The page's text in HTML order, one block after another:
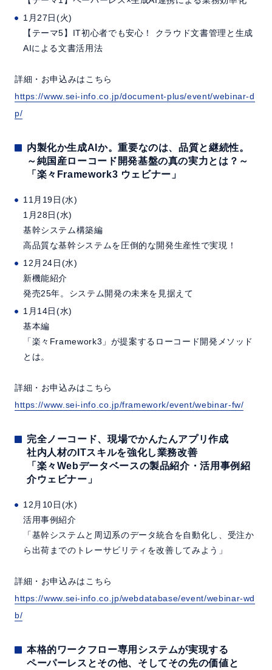
1月27日(火)
【テーマ5】IT初心者でも安心！ クラウド文書管理と生成
AIによる文書活用法
詳細・お申込みはこちら
https://www.sei-info.co.jp/document-plus/event/webinar-d
p/
内製化か生成AIか。重要なのは、品質と継続性。
～純国産ローコード開発基盤の真の実力とは？～
「楽々Framework3 ウェビナー」
11月19日(水)
1月28日(水)
基幹システム構築編
高品質な基幹システムを圧倒的な開発生産性で実現！
12月24日(水)
新機能紹介
発売25年。システム開発の未来を見据えて
1月14日(水)
基本編
「楽々Framework3」が提案するローコード開発メソッド
とは。
詳細・お申込みはこちら
https://www.sei-info.co.jp/framework/event/webinar-fw/
完全ノーコード、現場でかんたんアプリ作成
社内人材のITスキルを強化し業務改善
「楽々Webデータベースの製品紹介・活用事例紹
介ウェビナー」
12月10日(水)
活用事例紹介
「基幹システムと周辺系のデータ統合を自動化し、受注か
ら出荷までのトレーサビリティを改善してみよう」
詳細・お申込みはこちら
https://www.sei-info.co.jp/webdatabase/event/webinar-wd
b/
本格的ワークフロー専用システムが実現する
ペーパーレスとその他、そしてその先の価値と